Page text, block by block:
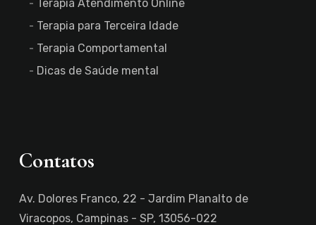
Terapia Atendimento Online
Terapia para Terceira Idade
Terapia Comportamental
Dicas de Saúde mental
Contatos
Av. Dolores Franco, 22 - Jardim Planalto de
Viracopos, Campinas - SP, 13056-022